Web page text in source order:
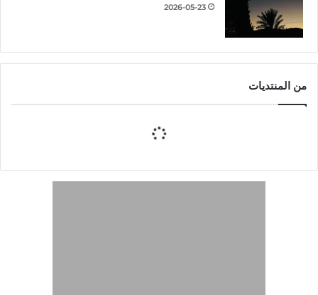
2026-05-23
من المنتديات